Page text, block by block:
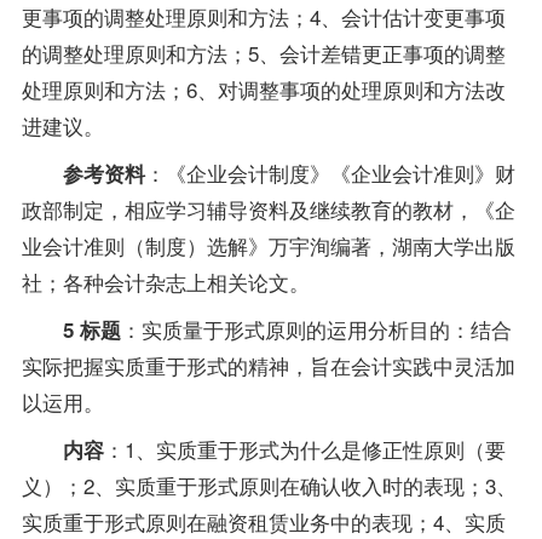
更事项的调整处理原则和方法；4、会计估计变更事项
的调整处理原则和方法；5、会计差错更正事项的调整
处理原则和方法；6、对调整事项的处理原则和方法改
进建议。
参考资料：《企业会计制度》《企业会计准则》财
政部制定，相应学习辅导资料及继续教育的教材，《企
业会计准则（制度）选解》万宇洵编著，湖南大学出版
社；各种会计杂志上相关论文。
5 标题：实质量于形式原则的运用分析目的：结合
实际把握实质重于形式的精神，旨在会计实践中灵活加
以运用。
内容：1、实质重于形式为什么是修正性原则（要
义）；2、实质重于形式原则在确认收入时的表现；3、
实质重于形式原则在融资租赁业务中的表现；4、实质